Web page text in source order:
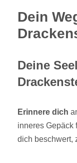
Dein
Deine
Erinnere dich
inneres Gepäck
dich beschwert,